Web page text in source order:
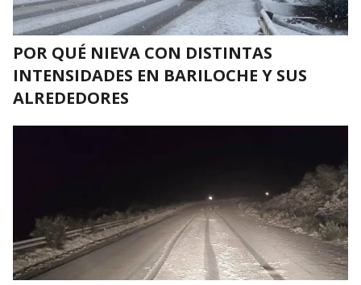
POR QUÉ NIEVA CON DISTINTAS
INTENSIDADES EN BARILOCHE Y SUS
ALREDEDORES